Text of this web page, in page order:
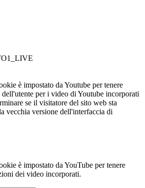
è impostato da Youtube per tenere
dell'utente per i video di Youtube incorporati
se il visitatore del sito web sta
vecchia versione dell'interfaccia di
è impostato da YouTube per tenere
dei video incorporati.